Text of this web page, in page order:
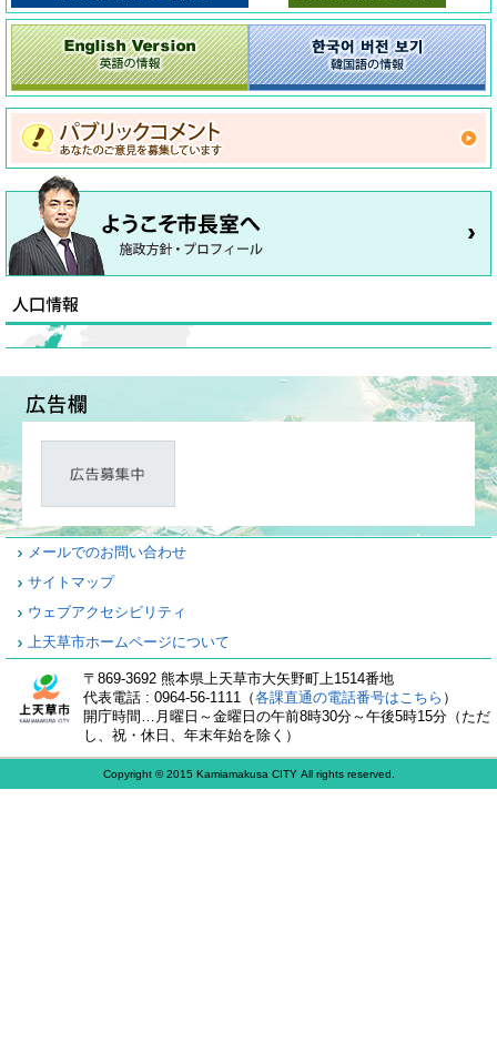
メールでのお問い合わせ
サイトマップ
ウェブアクセシビリティ
上天草市ホームページについて
〒869-3692 熊本県上天草市大矢野町上1514番地
代表電話 : 0964-56-1111（各課直通の電話番号はこちら ）
開庁時間…月曜日～金曜日の午前8時30分～午後5時15分（ただ
し、祝・休日、年末年始を除く）
Copyright © 2015 Kamiamakusa CITY All rights reserved.